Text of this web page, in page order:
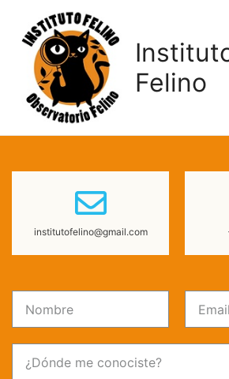
Felino
institutofelino@gmail.com